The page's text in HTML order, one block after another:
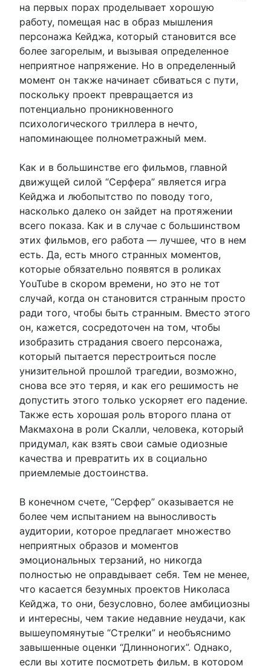
на первых порах проделывает хорошую
работу, помещая нас в образ мышления
персонажа Кейджа, который становится все
более загорелым, и вызывая определенное
неприятное напряжение. Но в определенный
момент он также начинает сбиваться с пути,
поскольку проект превращается из
потенциально проникновенного
психологического триллера в нечто,
напоминающее полнометражный мем.
Как и в большинстве его фильмов, главной
движущей силой “Серфера” является игра
Кейджа и любопытство по поводу того,
насколько далеко он зайдет на протяжении
всего показа. Как и в случае с большинством
этих фильмов, его работа — лучшее, что в нем
есть. Да, есть много странных моментов,
которые обязательно появятся в роликах
YouTube в скором времени, но это не тот
случай, когда он становится странным просто
ради того, чтобы быть странным. Вместо этого
он, кажется, сосредоточен на том, чтобы
изобразить страдания своего персонажа,
который пытается перестроиться после
унизительной прошлой трагедии, возможно,
снова все это теряя, и как его решимость не
допустить этого только ускоряет его падение.
Также есть хорошая роль второго плана от
Макмахона в роли Скалли, человека, который
придумал, как взять свои самые одиозные
качества и превратить их в социально
приемлемые достоинства.
В конечном счете, “Серфер” оказывается не
более чем испытанием на выносливость
аудитории, которое предлагает множество
неприятных образов и моментов
эмоциональных терзаний, но никогда
полностью не оправдывает себя. Тем не менее,
что касается безумных проектов Николаса
Кейджа, то они, безусловно, более амбициозны
и интересны, чем такие недавние неудачи, как
вышеупомянутые “Стрелки” и необъяснимо
завышенные оценки “Длинноногих”. Однако,
если вы хотите посмотреть фильм, в котором